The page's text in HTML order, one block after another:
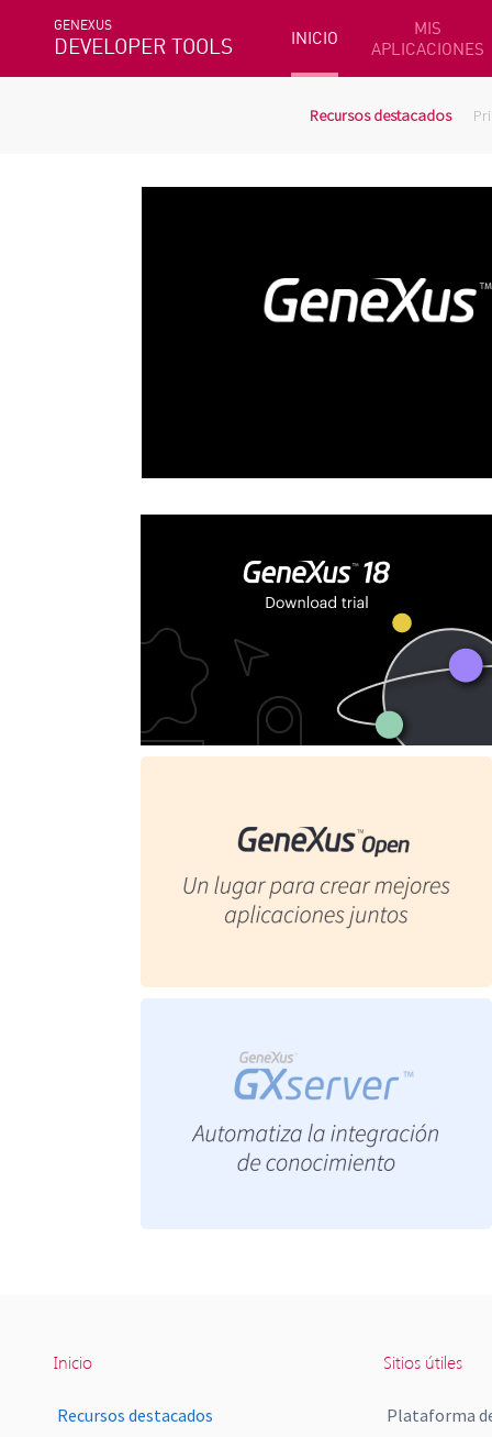
GENEXUS
DEVELOPER TOOLS INICIO
MIS
APLICACIONES
Recursos destacados
Inicio
Recursos destacados
Sitios útiles
Plataforma